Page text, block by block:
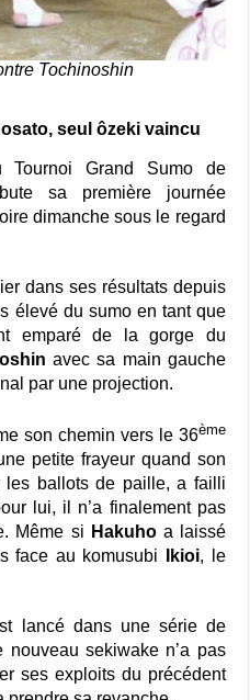
Tochinoshin
seul ôzeki vaincu
Tournoi Grand Sumo de
sa première journée
dimanche sous le regard
dans ses résultats depuis
élevé du sumo en tant que
emparé de la gorge du
avec sa main gauche
par une projection.
son chemin vers le 36ème
petite frayeur quand son
les ballots de paille, a failli
lui, il n’a finalement pas
Même si Hakuhoa laissé
face au komusubi
Ikioi, le
lancé dans une série de
nouveau sekiwake n’a pas
ses exploits du précédent